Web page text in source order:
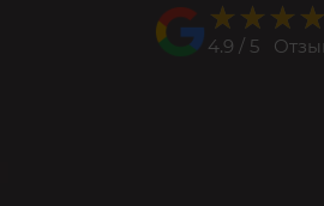
4.9 / 5